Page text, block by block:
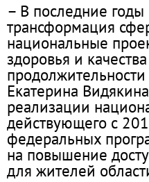
– В последние годы
трансформация
национальные
здоровья и
Екатерина
реализации
действующего с
федеральных
на повышение
для жителей